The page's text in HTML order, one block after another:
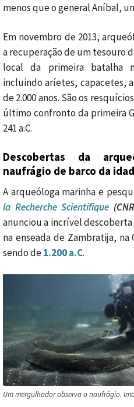
menos que o general Aníbal,
Em novembro de 2013,
a recuperação de um tesouro
local da primeira batalha
incluindo aríetes, capacetes,
de 2.000 anos. São os
último confronto da primeira
241 a.C.
Descobertas da
naufrágio de barco da
A arqueóloga marinha e
la Recherche Scientifique
anunciou a incrível
na enseada de Zambratija,
sendo de1.200 a.C.
Um mergulhador observa o naufrágio.